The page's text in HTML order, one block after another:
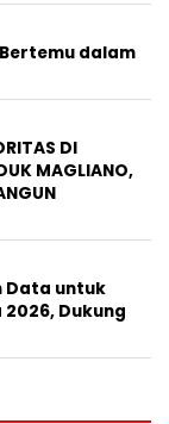
Bertemu dalam
DI
MAGLIANO,
Data untuk
Dukung